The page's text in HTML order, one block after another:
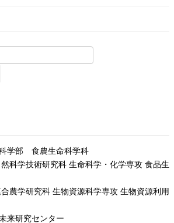
学部 食農生命科学科
然科学技術研究科 生命科学・化学専攻 食品生
合農学研究科 生物資源科学専攻 生物資源利用
来研究センター